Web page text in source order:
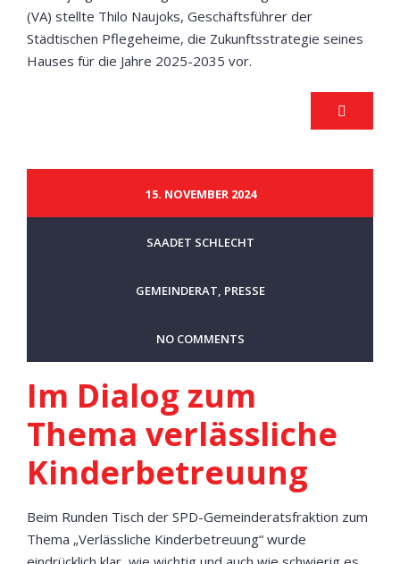
(VA) stellte Thilo Naujoks, Geschäftsführer der
Städtischen Pflegeheime, die Zukunftsstrategie seines
Hauses für die Jahre 2025-2035 vor.
15. NOVEMBER 2024
SAADET SCHLECHT
GEMEINDERAT, PRESSE
NO COMMENTS
Im Dialog zum
Thema verlässliche
Kinderbetreuung
Beim Runden Tisch der SPD-Gemeinderatsfraktion zum
Thema „Verlässliche Kinderbetreuung“ wurde